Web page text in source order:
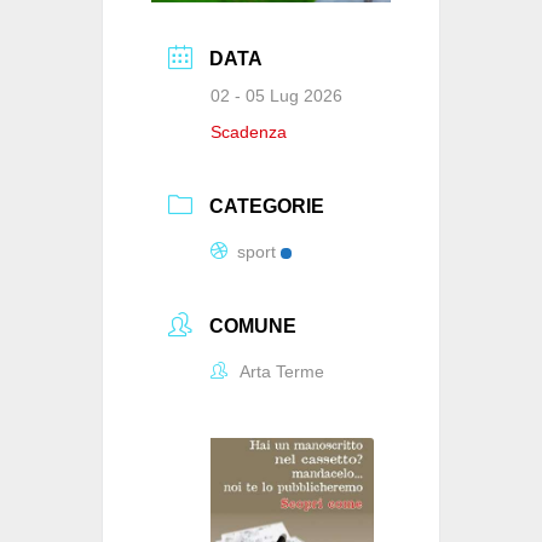
DATA
02 - 05 Lug 2026
Scadenza
CATEGORIE
sport
COMUNE
Arta Terme